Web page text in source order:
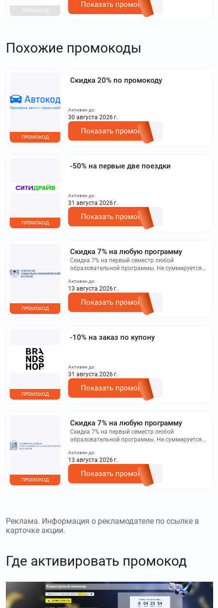
ПРОМОКОД
Показать промокод
Похожие промокоды
Скидка 20% по промокоду
ПРОМОКОД
Активен до:
30 августа 2026 г.
Показать промокод
-50% на первые две поездки
ПРОМОКОД
Активен до:
31 августа 2026 г.
Показать промокод
Скидка 7% на любую программу
Скидка 7% на первый семестр любой
образовательной программы. Не суммируется с
на сайте.
ПРОМОКОД
Активен до:
13 августа 2026 г.
Показать промокод
-10% на заказ по купону
ПРОМОКОД
Активен до:
31 августа 2026 г.
Показать промокод
Скидка 7% на любую программу
Скидка 7% на первый семестр любой
образовательной программы. Не суммируется с
на сайте.
ПРОМОКОД
Активен до:
13 августа 2026 г.
Показать промокод
Реклама. Информация о рекламодателе по ссылке в
карточке акции.
Где активировать промокод